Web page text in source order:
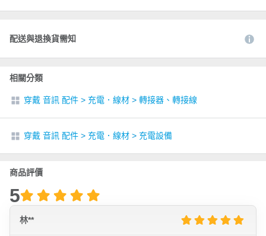
配送與退換貨需知
相關分類
穿戴 音訊 配件 > 充電．線材 > 轉接器、轉接線
穿戴 音訊 配件 > 充電．線材 > 充電設備
商品評價
5
林**